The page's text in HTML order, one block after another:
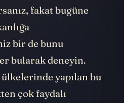
fakat bugüne
bir de bunu
bularak deneyin.
yapılan bu
çok faydalı